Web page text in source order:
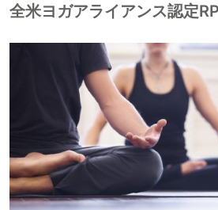
全米ヨガアライアンス認定